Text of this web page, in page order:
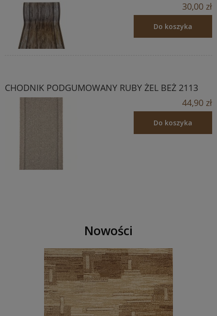
30,00 zł
Do koszyka
CHODNIK PODGUMOWANY RUBY ŻEL BEŻ 2113
44,90 zł
Do koszyka
Nowości